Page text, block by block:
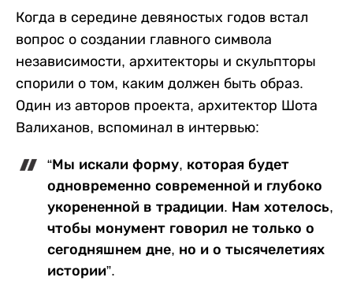
Когда в середине девяностых годов встал
вопрос о создании главного символа
независимости, архитекторы и скульпторы
спорили о том, каким должен быть образ.
Один из авторов проекта, архитектор Шота
Валиханов, вспоминал в интервью:
“Мы искали форму, которая будет
одновременно современной и глубоко
укорененной в традиции. Нам хотелось,
чтобы монумент говорил не только о
сегодняшнем дне, но и о тысячелетиях
истории”.